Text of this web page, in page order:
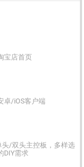
宝店首页
卓/iOS客户端
头/双头主控板，多样选
DIY需求